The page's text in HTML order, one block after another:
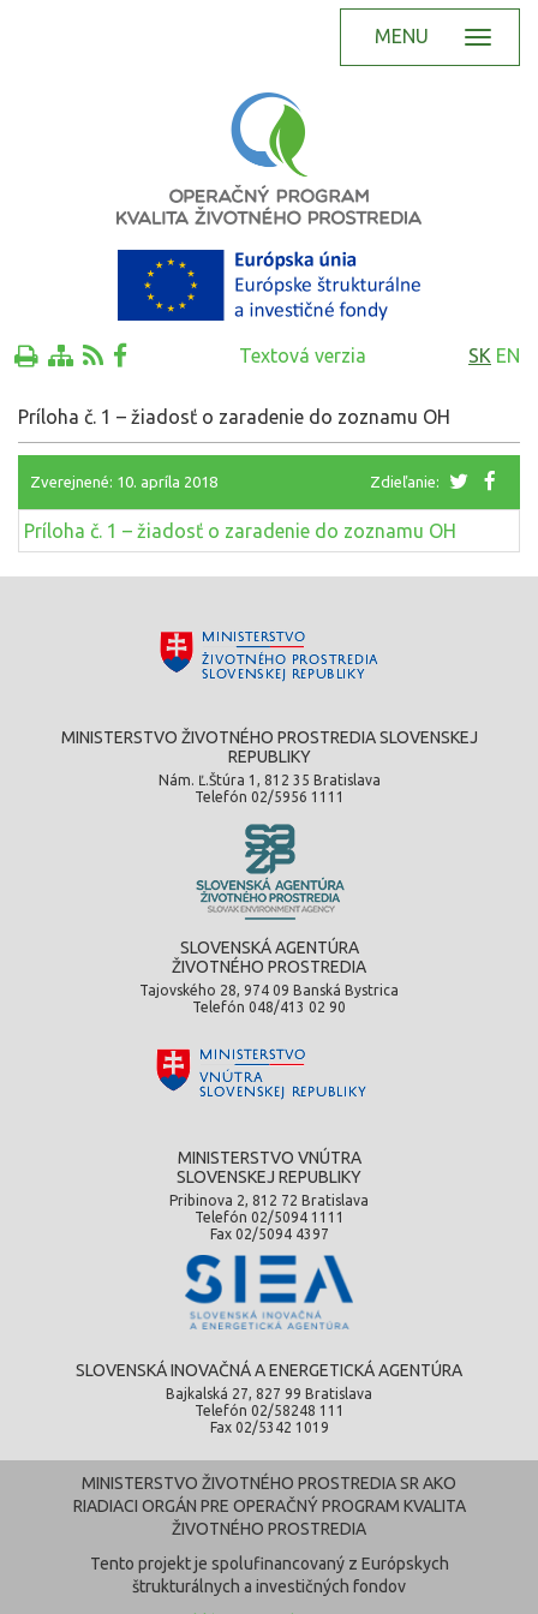
MENU
Textová verzia SK EN
Príloha č. 1 – žiadosť o zaradenie do zoznamu OH
Zverejnené: 10. apríla 2018 Zdieľanie:
Príloha č. 1 – žiadosť o zaradenie do zoznamu OH
MINISTERSTVO ŽIVOTNÉHO PROSTREDIA SLOVENSKEJ
REPUBLIKY
Nám. Ľ.Štúra 1, 812 35 Bratislava
Telefón 02/5956 1111
SLOVENSKÁ AGENTÚRA
ŽIVOTNÉHO PROSTREDIA
Tajovského 28, 974 09 Banská Bystrica
Telefón 048/413 02 90
MINISTERSTVO VNÚTRA
SLOVENSKEJ REPUBLIKY
Pribinova 2, 812 72 Bratislava
Telefón 02/5094 1111
Fax 02/5094 4397
SLOVENSKÁ INOVAČNÁ A ENERGETICKÁ AGENTÚRA
Bajkalská 27, 827 99 Bratislava
Telefón 02/58248 111
Fax 02/5342 1019
MINISTERSTVO ŽIVOTNÉHO PROSTREDIA SR AKO
RIADIACI ORGÁN PRE OPERAČNÝ PROGRAM KVALITA
ŽIVOTNÉHO PROSTREDIA
Tento projekt je spolufinancovaný z Európskych
štrukturálnych a investičných fondov